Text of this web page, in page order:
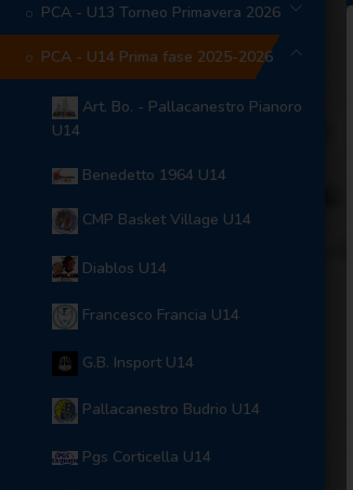
PCA - U13 Torneo Primavera 2026
PCA - U14 Prima fase 2025-2026
Art. Bo. - Pallacanestro Pianoro
U14
Benedetto 1964 U14
CMP Basket Village U14
Diablos U14
Francesco Francia U14
G.B. Insport U14
Pallacanestro Budrio U14
Pgs Corticella U14